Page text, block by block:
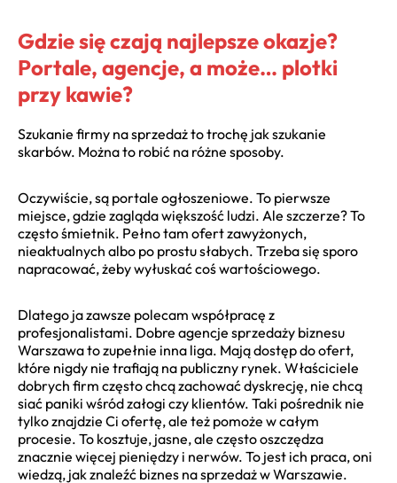
Gdzie się czają najlepsze okazje?
Portale, agencje, a może… plotki
przy kawie?
Szukanie firmy na sprzedaż to trochę jak szukanie
skarbów. Można to robić na różne sposoby.
Oczywiście, są portale ogłoszeniowe. To pierwsze
miejsce, gdzie zagląda większość ludzi. Ale szczerze? To
często śmietnik. Pełno tam ofert zawyżonych,
nieaktualnych albo po prostu słabych. Trzeba się sporo
napracować, żeby wyłuskać coś wartościowego.
Dlatego ja zawsze polecam współpracę z
profesjonalistami. Dobre agencje sprzedaży biznesu
Warszawa to zupełnie inna liga. Mają dostęp do ofert,
które nigdy nie trafiają na publiczny rynek. Właściciele
dobrych firm często chcą zachować dyskrecję, nie chcą
siać paniki wśród załogi czy klientów. Taki pośrednik nie
tylko znajdzie Ci ofertę, ale też pomoże w całym
procesie. To kosztuje, jasne, ale często oszczędza
znacznie więcej pieniędzy i nerwów. To jest ich praca, oni
wiedzą, jak znaleźć biznes na sprzedaż w Warszawie.